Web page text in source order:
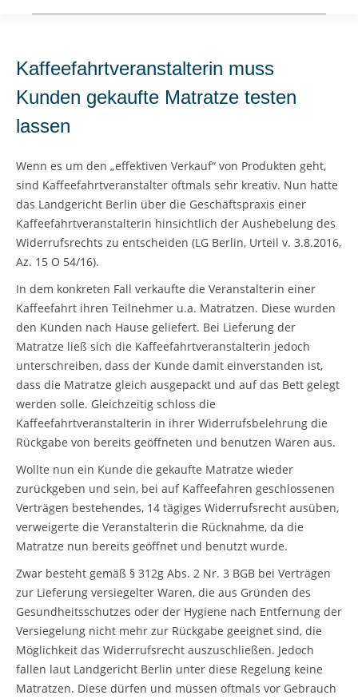
Kaffeefahrtveranstalterin muss
Kunden gekaufte Matratze testen
lassen
Wenn es um den „effektiven Verkauf“ von Produkten geht,
sind Kaffeefahrtveranstalter oftmals sehr kreativ. Nun hatte
das Landgericht Berlin über die Geschäftspraxis einer
Kaffeefahrtveranstalterin hinsichtlich der Aushebelung des
Widerrufsrechts zu entscheiden (LG Berlin, Urteil v. 3.8.2016,
Az. 15 O 54/16).
In dem konkreten Fall verkaufte die Veranstalterin einer
Kaffeefahrt ihren Teilnehmer u.a. Matratzen. Diese wurden
den Kunden nach Hause geliefert. Bei Lieferung der
Matratze ließ sich die Kaffeefahrtveranstalterin jedoch
unterschreiben, dass der Kunde damit einverstanden ist,
dass die Matratze gleich ausgepackt und auf das Bett gelegt
werden solle. Gleichzeitig schloss die
Kaffeefahrtveranstalterin in ihrer Widerrufsbelehrung die
Rückgabe von bereits geöffneten und benutzen Waren aus.
Wollte nun ein Kunde die gekaufte Matratze wieder
zurückgeben und sein, bei auf Kaffeefahren geschlossenen
Verträgen bestehendes, 14 tägiges Widerrufsrecht ausüben,
verweigerte die Veranstalterin die Rücknahme, da die
Matratze nun bereits geöffnet und benutzt wurde.
Zwar besteht gemäß § 312g Abs. 2 Nr. 3 BGB bei Verträgen
zur Lieferung versiegelter Waren, die aus Gründen des
Gesundheitsschutzes oder der Hygiene nach Entfernung der
Versiegelung nicht mehr zur Rückgabe geeignet sind, die
Möglichkeit das Widerrufsrecht auszuschließen. Jedoch
fallen laut Landgericht Berlin unter diese Regelung keine
Matratzen. Diese dürfen und müssen oftmals vor Gebrauch